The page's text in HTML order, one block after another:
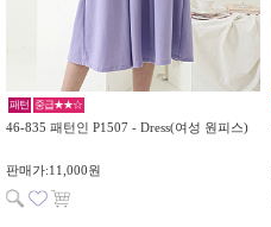
패턴 중급★★☆
46-835 패턴인 P1507 - Dress(여성 원피스)
판매가:11,000원